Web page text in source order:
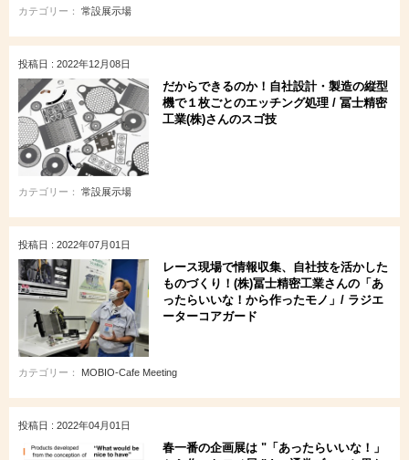
カテゴリー： 常設展示場
投稿日 : 2022年12月08日
だからできるのか！自社設計・製造の縦型
機で１枚ごとのエッチング処理 / 冨士精密
工業(株)さんのスゴ技
カテゴリー： 常設展示場
投稿日 : 2022年07月01日
レース現場で情報収集、自社技を活かした
ものづくり！(株)冨士精密工業さんの「あ
ったらいいな！から作ったモノ」/ ラジエ
ーターコアガード
カテゴリー： MOBIO-Cafe Meeting
投稿日 : 2022年04月01日
春一番の企画展は "「あったらいいな！」